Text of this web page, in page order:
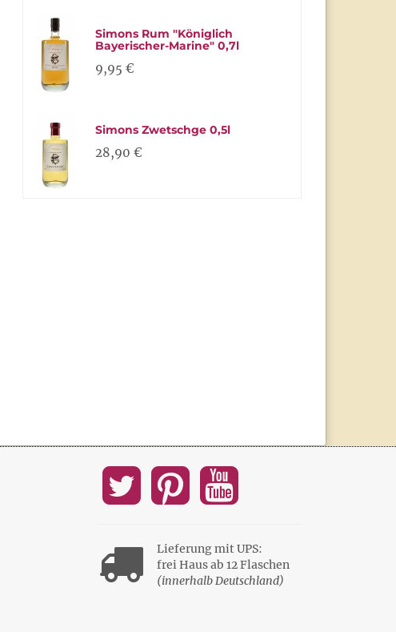
Simons Rum "Königlich
Bayerischer-Marine" 0,7l
9,95 €
Simons Zwetschge 0,5l
28,90 €
Lieferung mit UPS:
frei Haus ab 12 Flaschen
(innerhalb Deutschland)